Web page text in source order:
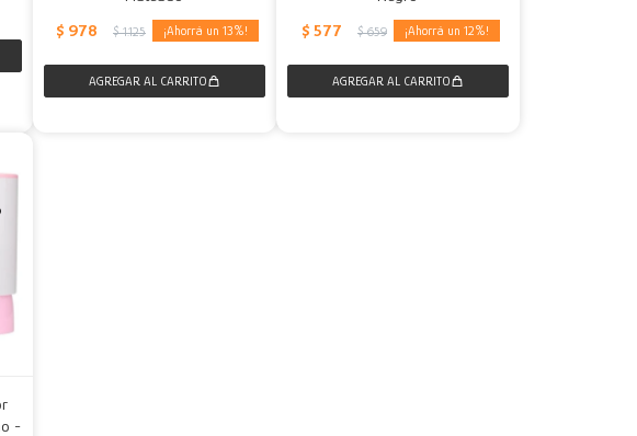
$ 978 $ 1.125 13
$ 577 $ 659 12
-